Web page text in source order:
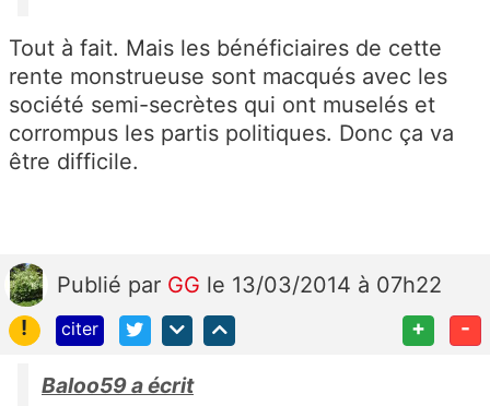
Tout à fait. Mais les bénéficiaires de cette
rente monstrueuse sont macqués avec les
société semi-secrètes qui ont muselés et
corrompus les partis politiques. Donc ça va
être difficile.
Publié par GG le 13/03/2014 à 07h22
!
citer + -
Baloo59 a écrit